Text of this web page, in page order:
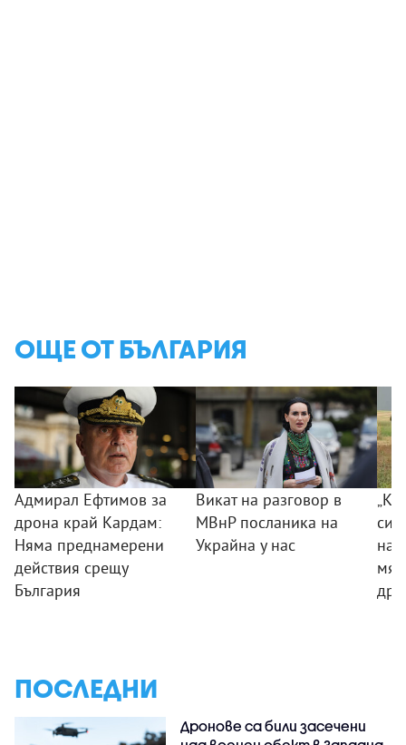
ОЩЕ ОТ БЪЛГАРИЯ
Адмирал Ефтимов за
дрона край Кардам:
Няма преднамерени
действия срещу
България
Викат на разговор в
МВнР посланика на
Украйна у нас
на
ПОСЛЕДНИ
Дронове са били засечени